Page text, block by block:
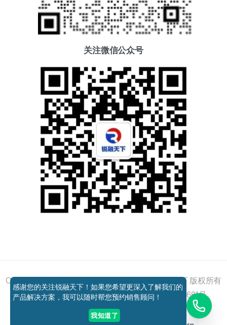
关注微信公众号
Copyright © 2011 - 2026 All right reserved 锐融天下 版权所有
京ICP备12037648号-1 京公网安备11010802027681号
添加好友
电话咨询
感谢您的关注锐融天下！如果您希望更深入了解我们的
产品解决方案，我可以随时帮您预约销售顾问！
我知道了